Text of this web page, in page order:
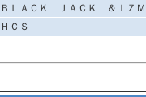
ＢＬＡＣＫ ＪＡＣＫ ＆ＩＺＭ
ＨＣＳ